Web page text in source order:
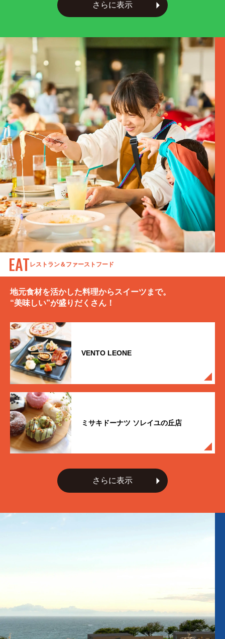
さらに表示
EAT レストラン＆ファーストフード
地元食材を活かした料理からスイーツまで。
“美味しい”が盛りだくさん！
VENTO LEONE
ミサキドーナツ ソレイユの丘店
さらに表示